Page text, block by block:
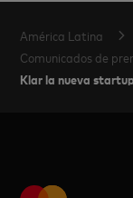
América Latina
Comunicados de
Klar la nueva